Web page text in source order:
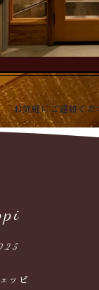
お気軽にご連絡くだ
ッピ